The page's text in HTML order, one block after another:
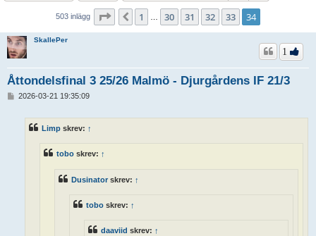
503 inlägg Sida 34 av 34
Föregående
1 30 31 32 33 34
SkallePer
Åttondelsfinal 3 25/26 Malmö - Djurgårdens IF 21/3
1
2026-03-21 19:35:09
Limp skrev: ↑
tobo skrev: ↑
Dusinator skrev: ↑
tobo skrev: ↑
daaviid skrev: ↑